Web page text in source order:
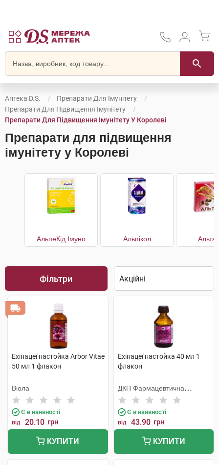
Аптека D.S.
Препарати Для Імунітету
Препарати Для Підвищення Імунітету
Препарати Для Підвищення Імунітету У Королеві
Препарати для підвищення
імунітету у Королеві
АльпеКід Імуно Альпікол
Фільтри
Ехінацеї настойка Arbor Vitae
50 мл 1 флакон
Віола
Є в наявності
від 20.10 грн
КУПИТИ
Ехінацеї настойка 40 мл 1
флакон
ДКП Фармацевтична
фабрика
Є в наявності
від 43.90 грн
КУПИТИ